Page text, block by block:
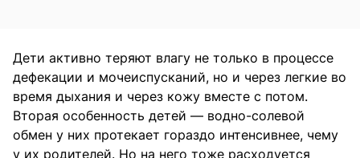
Дети активно теряют влагу не только в процессе
дефекации и мочеиспусканий, но и через легкие во
время дыхания и через кожу вместе с потом.
Вторая особенность детей — водно-солевой
обмен у них протекает гораздо интенсивнее, чему
у их родителей. Но на него тоже расходуется